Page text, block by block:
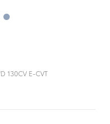
130CV E-CVT